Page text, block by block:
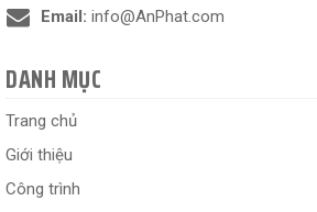
Email: info@AnPhat.com
DANH MỤC
Trang chủ
Giới thiệu
Công trình